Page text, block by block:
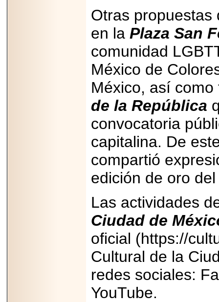
Otras propuestas
en la Plaza San
comunidad
México de
México, así
de la República
convocatoria
capitalina. De
compartió
edición de oro
Las actividades
Ciudad de
oficial (https://
Cultural de la
redes sociales:
YouTube.